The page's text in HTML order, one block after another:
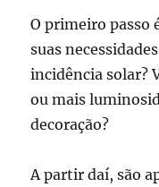
O primeiro passo
suas
incidência solar?
ou mais
decoração?
A partir daí, são